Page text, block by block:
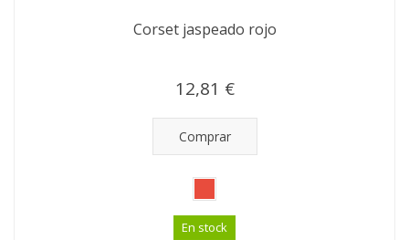
Corset jaspeado rojo
12,81 €
Comprar
En stock